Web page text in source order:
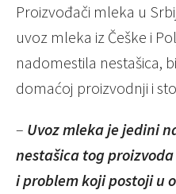
Proizvođači mleka u
uvoz mleka iz Češke i
nadomestila nestašica,
domaćoj proizvodnji i
– Uvoz mleka je jedini
nestašica tog
i problem koji postoji u